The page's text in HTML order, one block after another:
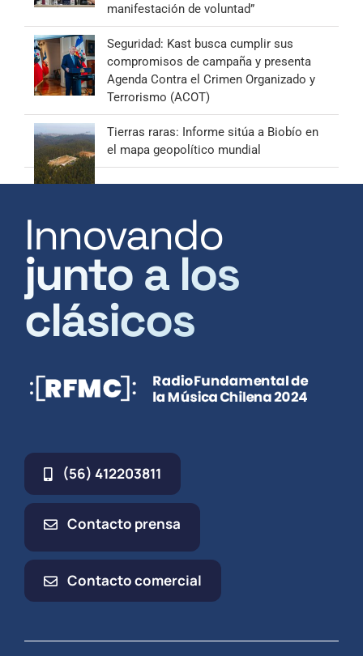
manifestación de voluntad”
Seguridad: Kast busca cumplir sus
compromisos de campaña y presenta
Agenda Contra el Crimen Organizado y
Terrorismo (ACOT)
Tierras raras: Informe sitúa a Biobío en
el mapa geopolítico mundial
Innovando
junto a los
clásicos
(56) 412203811
Contacto prensa
Contacto comercial